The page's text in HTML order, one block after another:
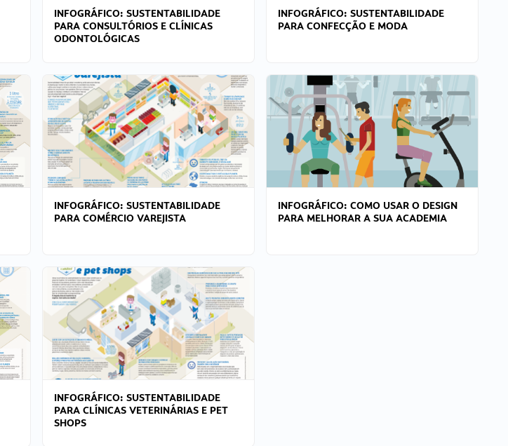
INFOGRÁFICO: SUSTENTABILIDADE
PARA CONSULTÓRIOS E CLÍNICAS
ODONTOLÓGICAS
INFOGRÁFICO: SUSTENTABILIDADE
PARA CONFECÇÃO E MODA
INFOGRÁFICO: SUSTENTABILIDADE
PARA COMÉRCIO VAREJISTA
INFOGRÁFICO: COMO USAR O DESIGN
PARA MELHORAR A SUA ACADEMIA
INFOGRÁFICO: SUSTENTABILIDADE
PARA CLÍNICAS VETERINÁRIAS E PET
SHOPS